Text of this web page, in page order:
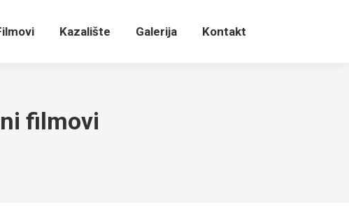
Kazalište Galerija Kontakt
filmovi